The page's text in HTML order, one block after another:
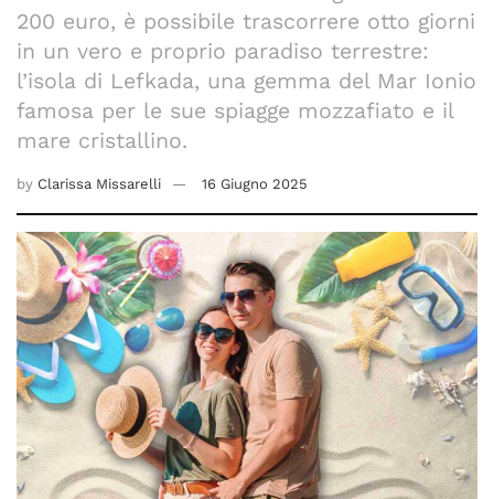
200 euro, è possibile trascorrere otto giorni
in un vero e proprio paradiso terrestre:
l’isola di Lefkada, una gemma del Mar Ionio
famosa per le sue spiagge mozzafiato e il
mare cristallino.
by Clarissa Missarelli 16 Giugno 2025